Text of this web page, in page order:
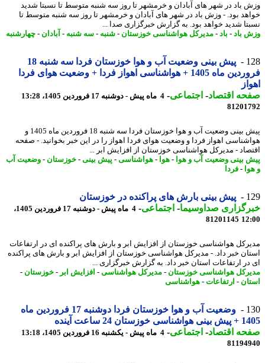
باد در شهر های آبادان و خرمشهر تا روز سه شنبه متوسط تا نسبتا شدید
بود. - وزش باد در شهر های آبادان و خرمشهر تا روز سه شنبه متوسط تا
شدید خواهد بود. به گزارش خبرگزاری صدا ...
باد- باد - مدیرکل هواشناسی خوزستان-شنبه-سه شنبه-آبادان- چهارشنبه
پیش بینی وضعیت آب و هوا خوزستان فردا سه شنبه 18
فروردین ماه 1405 + هواشناسی اهواز فردا + وضعیت هوای فردا
اقتصاد-اجتماعی-4 ماه پیش - دوشنبه 17 فروردین 1405، 13:28
پیش بینی وضعیت آب و هوا خوزستان فردا سه شنبه 18 فروردین ماه 1405 و
اهواز فردا و وضعیت هوای فردا اهواز را در این خبر بخوانید. - صفحه
- مدیرکل هواشناسی خوزستان از افزایش ابر ...
بینی وضعیت آب و هوا-هوا-هواشناسی-پیش بینی -خوزستان-وضعیت آب
-فردا
پیش بینی بارش های پراکنده در خوزستان
صداوسیما-اجتماعی-
4 ماه پیش - دوشنبه 17 فروردین 1405،
81201145
هواشناسی خوزستان از افزایش ابر و بارش های پراکنده ای در ارتفاعات
خبر داد. - مدیرکل هواشناسی خوزستان از افزایش ابر و بارش های پراکنده
ارتفاعات استان خبر داد. به گزارش خبرگزاری ...
هواشناسی خوزستان-مدیرکل هواشناسی-افزایش ابر- خوزستان-
-ارتفاعات-هواشناسی
وضعیت آب و هوا خوزستان فردا دوشنبه 17 فروردین ماه
24 ساعت آینده
اقتصاد-اجتماعی-4 ماه پیش - یکشنبه 16 فروردین 1405، 13:18